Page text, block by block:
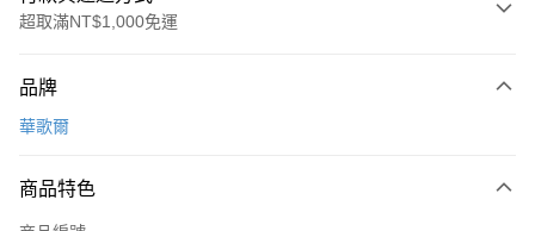
超取滿NT$1,000免運
信用卡一次付款
LINE Pay
品牌
華歌爾
商品特色